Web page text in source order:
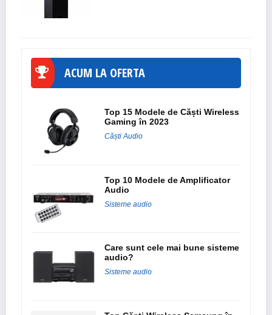
ACUM LA OFERTA
Top 15 Modele de Căști Wireless
Gaming în 2023
Căști Audio
Top 10 Modele de Amplificator
Audio
Sisteme audio
Care sunt cele mai bune sisteme
audio?
Sisteme audio